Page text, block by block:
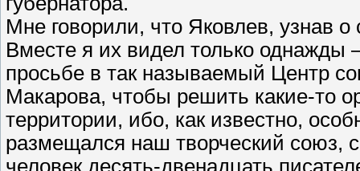
Мне говорили, что Яковлев, узнав
Вместе я их видел только
просьбе в так называемый Центр
Макарова, чтобы решить какие-то
территории, ибо, как известно,
размещался наш творческий союз,
человек десять-двенадцать